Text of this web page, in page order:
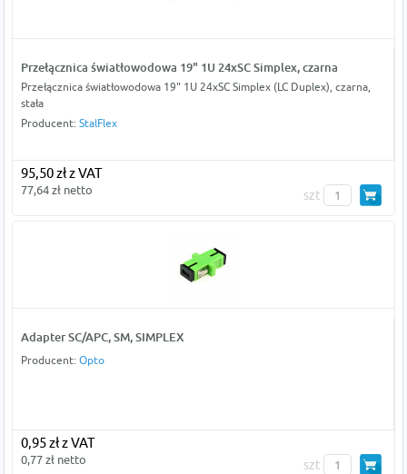
Przełącznica światłowodowa 19" 1U 24xSC Simplex, czarna
Przełącznica światłowodowa 19" 1U 24xSC Simplex (LC Duplex), czarna,
stała
Producent: StalFlex
95,50 zł z VAT
77,64 zł netto szt
Adapter SC/APC, SM, SIMPLEX
Producent: Opto
0,95 zł z VAT
0,77 zł netto szt